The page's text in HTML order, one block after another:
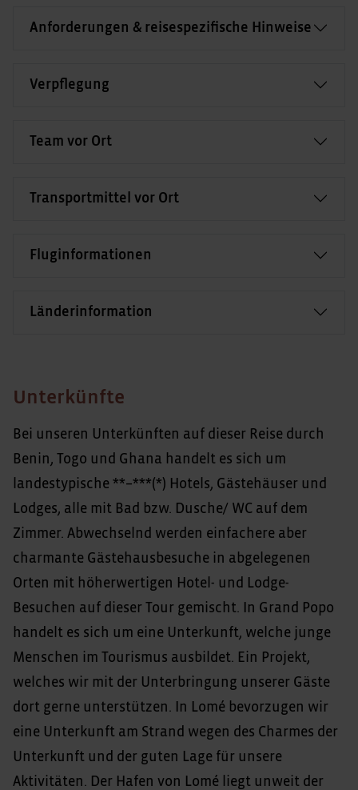
Anforderungen & reisespezifische Hinweise
Verpflegung
Team vor Ort
Transportmittel vor Ort
Fluginformationen
Länderinformation
Unterkünfte
Bei unseren Unterkünften auf dieser Reise durch
Benin, Togo und Ghana handelt es sich um
landestypische **–***(*) Hotels, Gästehäuser und
Lodges, alle mit Bad bzw. Dusche/ WC auf dem
Zimmer. Abwechselnd werden einfachere aber
charmante Gästehausbesuche in abgelegenen
Orten mit höherwertigen Hotel- und Lodge-
Besuchen auf dieser Tour gemischt. In Grand Popo
handelt es sich um eine Unterkunft, welche junge
Menschen im Tourismus ausbildet. Ein Projekt,
welches wir mit der Unterbringung unserer Gäste
dort gerne unterstützen. In Lomé bevorzugen wir
eine Unterkunft am Strand wegen des Charmes der
Unterkunft und der guten Lage für unsere
Aktivitäten. Der Hafen von Lomé liegt unweit der